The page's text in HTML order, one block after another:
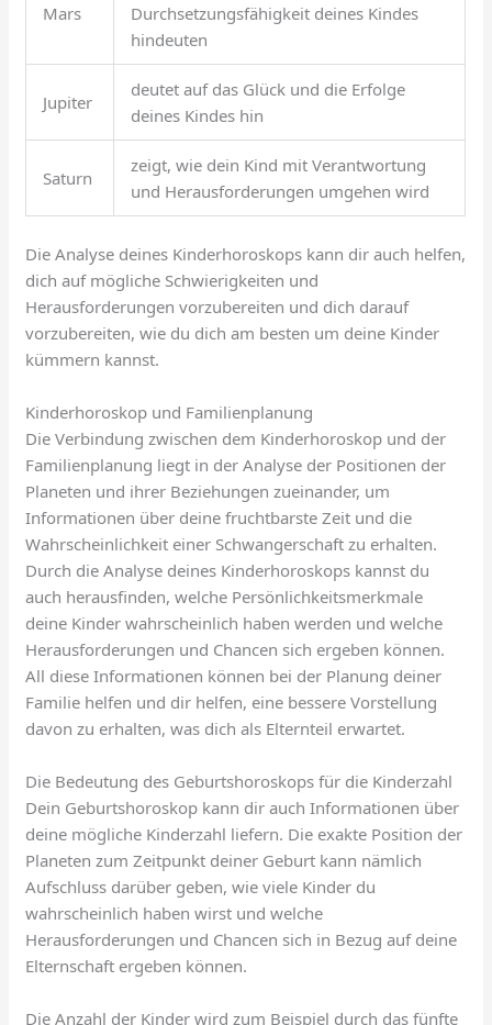
Mars
Durchsetzungsfähigkeit deines Kindes
hindeuten
Jupiter
deutet auf das Glück und die Erfolge
deines Kindes hin
Saturn
zeigt, wie dein Kind mit Verantwortung
und Herausforderungen umgehen wird
Die Analyse deines Kinderhoroskops kann dir auch helfen,
dich auf mögliche Schwierigkeiten und
Herausforderungen vorzubereiten und dich darauf
vorzubereiten, wie du dich am besten um deine Kinder
kümmern kannst.
Kinderhoroskop und Familienplanung
Die Verbindung zwischen dem Kinderhoroskop und der
Familienplanung liegt in der Analyse der Positionen der
Planeten und ihrer Beziehungen zueinander, um
Informationen über deine fruchtbarste Zeit und die
Wahrscheinlichkeit einer Schwangerschaft zu erhalten.
Durch die Analyse deines Kinderhoroskops kannst du
auch herausfinden, welche Persönlichkeitsmerkmale
deine Kinder wahrscheinlich haben werden und welche
Herausforderungen und Chancen sich ergeben können.
All diese Informationen können bei der Planung deiner
Familie helfen und dir helfen, eine bessere Vorstellung
davon zu erhalten, was dich als Elternteil erwartet.
Die Bedeutung des Geburtshoroskops für die Kinderzahl
Dein Geburtshoroskop kann dir auch Informationen über
deine mögliche Kinderzahl liefern. Die exakte Position der
Planeten zum Zeitpunkt deiner Geburt kann nämlich
Aufschluss darüber geben, wie viele Kinder du
wahrscheinlich haben wirst und welche
Herausforderungen und Chancen sich in Bezug auf deine
Elternschaft ergeben können.
Die Anzahl der Kinder wird zum Beispiel durch das fünfte